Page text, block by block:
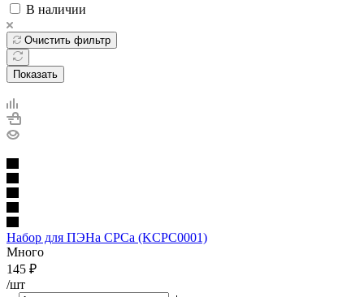
В наличии
Очистить фильтр
Показать
Набор для ПЭНа CPCa (KCPC0001)
Много
145 ₽
/шт